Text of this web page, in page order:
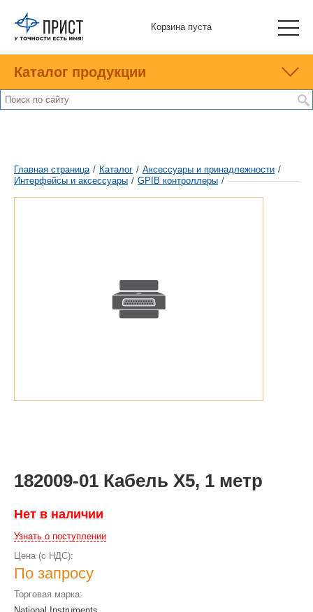
Корзина пуста
Каталог продукции
Главная страница / Каталог / Аксессуары и принадлежности /
Интерфейсы и аксессуары / GPIB контроллеры /
182009-01 Кабель Х5, 1 метр
Нет в наличии
Узнать о поступлении
Цена (с НДС):
По запросу
Торговая марка: